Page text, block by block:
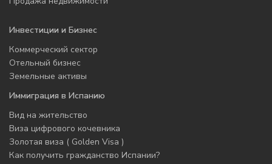
Инвестиции и Бизнес
Коммерческий сектор
Отельный бизнес
Земельные активы
Иммиграция в Испанию
Вид на жительство
Виза цифрового кочевника
Золотая виза ( Golden Visa )
Как получить гражданство Испании?